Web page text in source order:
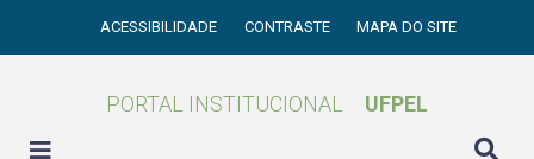
ACESSIBILIDADE CONTRASTE MAPA DO SITE
PORTAL INSTITUCIONAL UFPEL